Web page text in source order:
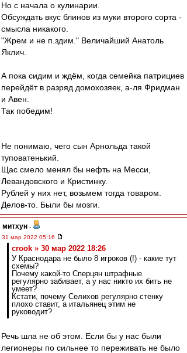
Но с начала о кулинарии.
Обсуждать вкус блинов из муки второго сорта -
смысла никакого.
"Жрем и не п.здим." Величайший Анатоль
Яклич.
А пока сидим и ждём, когда семейка патрициев
перейдёт в разряд домохозяек, а-ля Фридман
и Авен.
Так победим!
Не понимаю, чего сын Арнольда такой
туповатенький.
Щас смело менял бы нефть на Месси,
Левандовского и Кристинку.
Рублей у них нет, возьмем тогда товаром.
Делов-то. Были бы мозги.
митхун -
31 мар 2022 05:16
crook » 30 мар 2022 18:26
У Краснодара не было 8 игроков (!) - какие тут
схемы?
Почему какой-то Сперцян штрафные
регулярно забивает, а у нас никто их бить не
умеет?
Кстати, почему Селихов регулярно стенку
плохо ставит, а итальянец этим не
руководит?
Речь шла не об этом. Если бы у нас были
легионеры по сильнее то переживать не было